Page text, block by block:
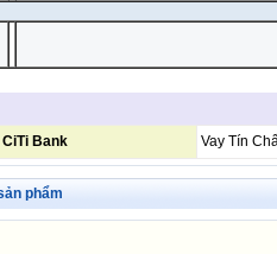
CiTi Bank
Vay Tín
phẩm